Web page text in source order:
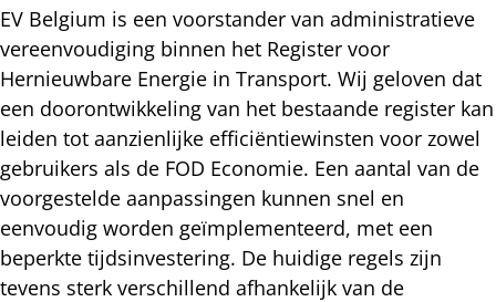
EV Belgium is een voorstander van administratieve
vereenvoudiging binnen het Register voor
Hernieuwbare Energie in Transport. Wij geloven dat
een doorontwikkeling van het bestaande register kan
leiden tot aanzienlijke efficiëntiewinsten voor zowel
gebruikers als de FOD Economie. Een aantal van de
voorgestelde aanpassingen kunnen snel en
eenvoudig worden geïmplementeerd, met een
beperkte tijdsinvestering. De huidige regels zijn
tevens sterk verschillend afhankelijk van de